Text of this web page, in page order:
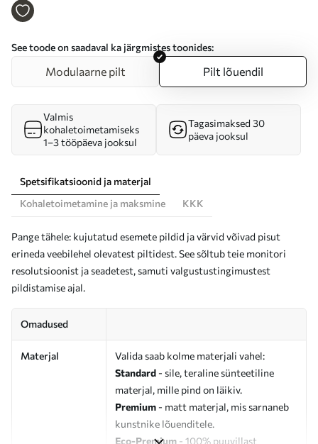
s47676
See toode on saadaval ka järgmistes toonides:
Modulaarne pilt Pilt lõuendil
Valmis
kohaletoimetamiseks
1–3 tööpäeva jooksul
Tagasimaksed 30
päeva jooksul
Spetsifikatsioonid ja materjal
Kohaletoimetamine ja maksmine
KKK
Pange tähele: kujutatud esemete pildid ja värvid võivad pisut
erineda veebilehel olevatest piltidest. See sõltub teie monitori
resolutsioonist ja seadetest, samuti valgustustingimustest
pildistamise ajal.
Omadused
Materjal
Valida saab kolme materjali vahel:
Standard - sile, teraline sünteetiline
materjal, mille pind on läikiv.
Premium - matt materjal, mis sarnaneb
kunstnike lõuenditele.
Eco-Premium - 100% puuvillast